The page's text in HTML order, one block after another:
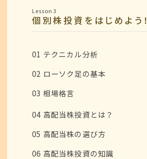
Lesson 3
個別株投資をはじめよう！
01 テクニカル分析
02 ローソク足の基本
03 相場格言
04 高配当株投資とは？
05 高配当株の選び方
06 高配当株投資の知識